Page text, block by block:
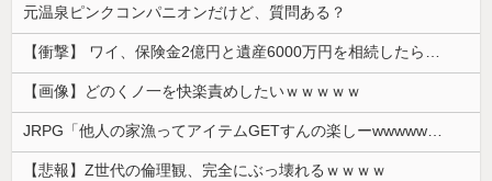
元温泉ピンクコンパニオンだけど、質問ある？
【衝撃】 ワイ、保険金2億円と遺産6000万円を相続したら「こう」なった・・・
【画像】どのくノ一を快楽責めしたいｗｗｗｗｗ
JRPG「他人の家漁ってアイテムGETすんの楽しーwwwww」→欧米で馬鹿にされてしまう
【悲報】Z世代の倫理観、完全にぶっ壊れるｗｗｗｗ